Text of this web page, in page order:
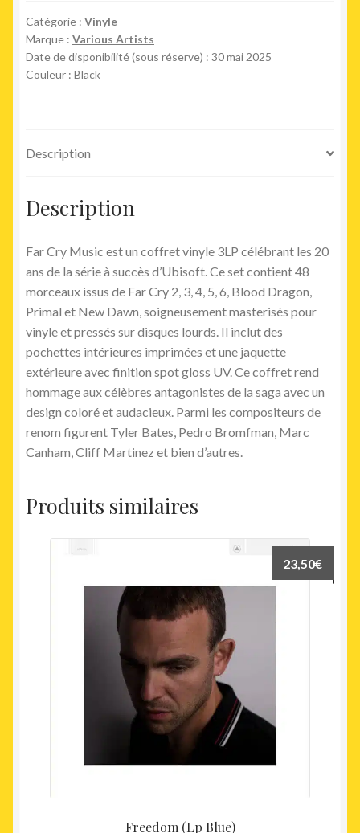
Catégorie : Vinyle
Marque : Various Artists
Date de disponibilité (sous réserve) : 30 mai 2025
Couleur : Black
Description
Description
Far Cry Music est un coffret vinyle 3LP célébrant les 20
ans de la série à succès d’Ubisoft. Ce set contient 48
morceaux issus de Far Cry 2, 3, 4, 5, 6, Blood Dragon,
Primal et New Dawn, soigneusement masterisés pour
vinyle et pressés sur disques lourds. Il inclut des
pochettes intérieures imprimées et une jaquette
extérieure avec finition spot gloss UV. Ce coffret rend
hommage aux célèbres antagonistes de la saga avec un
design coloré et audacieux. Parmi les compositeurs de
renom figurent Tyler Bates, Pedro Bromfman, Marc
Canham, Cliff Martinez et bien d’autres.
Produits similaires
Freedom (Lp Blue)
23,50€